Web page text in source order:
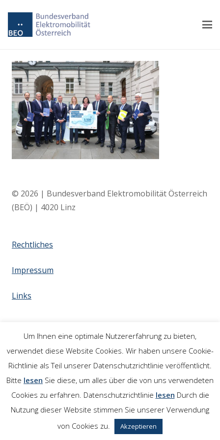
© 2026 | Bundesverband Elektromobilität Österreich
(BEÖ) | 4020 Linz
Rechtliches
Impressum
Links
Um Ihnen eine optimale Nutzererfahrung zu bieten,
verwendet diese Website Cookies. Wir haben unsere Cookie-
Richtlinie als Teil unserer Datenschutzrichtlinie veröffentlicht.
Bitte lesen Sie diese, um alles über die von uns verwendeten
Cookies zu erfahren. Datenschutzrichtlinie lesen Durch die
Nutzung dieser Website stimmen Sie unserer Verwendung
von Cookies zu.
Akzeptieren